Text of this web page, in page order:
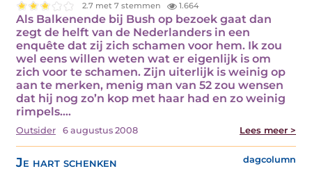
2.7 met 7 stemmen 1.664
Als Balkenende bij Bush op bezoek gaat dan
zegt de helft van de Nederlanders in een
enquête dat zij zich schamen voor hem. Ik zou
wel eens willen weten wat er eigenlijk is om
zich voor te schamen. Zijn uiterlijk is weinig op
aan te merken, menig man van 52 zou wensen
dat hij nog zo’n kop met haar had en zo weinig
rimpels.…
Outsider 6 augustus 2008 Lees meer >
Je hart schenken dagcolumn